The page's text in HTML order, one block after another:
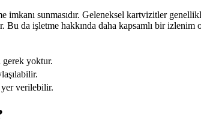
sunmasıdır. Geleneksel kartvizitler
da işletme hakkında daha kapsamlı bir
gerek yoktur.
verilebilir.